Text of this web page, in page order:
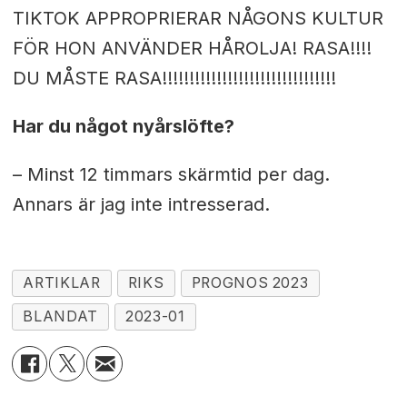
TIKTOK APPROPRIERAR NÅGONS KULTUR
FÖR HON ANVÄNDER HÅROLJA! RASA!!!!
DU MÅSTE RASA!!!!!!!!!!!!!!!!!!!!!!!!!!!!!!!!
Har du något nyårslöfte?
– Minst 12 timmars skärmtid per dag.
Annars är jag inte intresserad.
ARTIKLAR RIKS
PROGNOS 2023
BLANDAT
2023-01